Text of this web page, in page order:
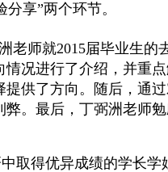
享”两个环节。
老师就2015届毕业生的
情况进行了介绍，并重
供了方向。随后，通
。最后，丁弼洲老师
取得优异成绩的学长